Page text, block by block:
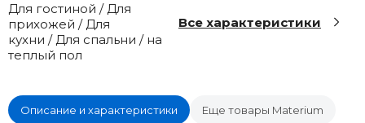
Для гостиной / Для
прихожей / Для
кухни / Для спальни / на
теплый пол
Все характеристики
Описание и характеристики Еще товары Materium